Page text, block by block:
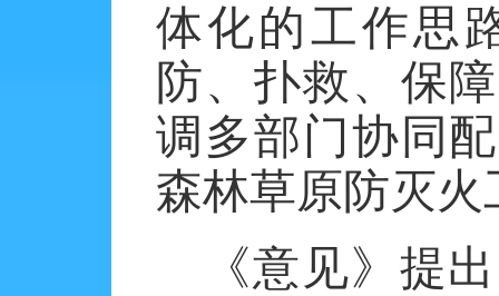
体化的工作思
防、扑救、保
调多部门协同
森林草原防灭
《意见》提